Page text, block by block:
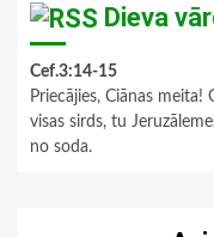
Dieva
Cef.3:14-15
Priecājies, Ciānas meita!
visas sirds, tu
no soda.